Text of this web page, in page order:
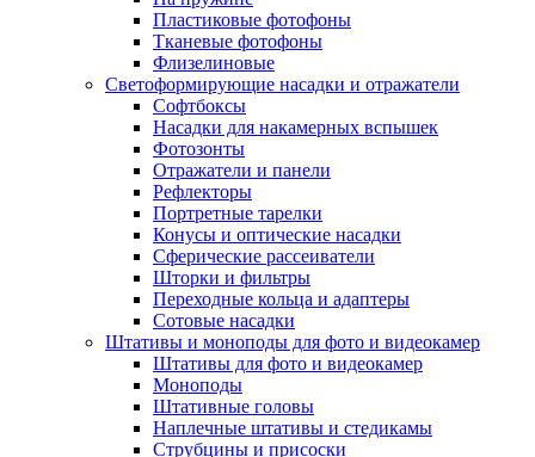
Пластиковые фотофоны
Тканевые фотофоны
Флизелиновые
Светоформирующие насадки и отражатели
Софтбоксы
Насадки для накамерных вспышек
Фотозонты
Отражатели и панели
Рефлекторы
Портретные тарелки
Конусы и оптические насадки
Сферические рассеиватели
Шторки и фильтры
Переходные кольца и адаптеры
Сотовые насадки
Штативы и моноподы для фото и видеокамер
Штативы для фото и видеокамер
Моноподы
Штативные головы
Наплечные штативы и стедикамы
Струбцины и присоски